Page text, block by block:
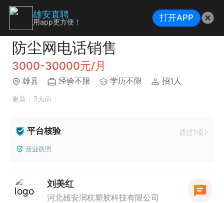
防尘网电话销售
3000-30000元/月
雄县 经验不限 学历不限 招1人
更新：3天前
平台核验 通过1项
营业执照
刘美红
河北雄安润杭塑胶科技有限公司
雄安直聘
用app更方便！ 打开APP